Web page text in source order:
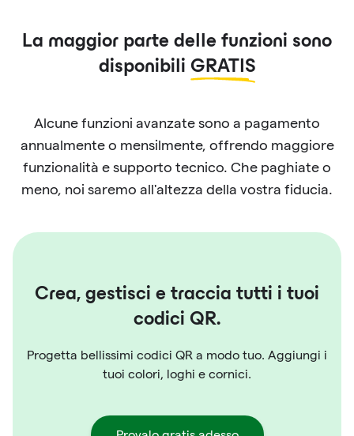
La maggior parte delle funzioni sono
disponibili GRATIS
Alcune funzioni avanzate sono a pagamento
annualmente o mensilmente, offrendo maggiore
funzionalità e supporto tecnico. Che paghiate o
meno, noi saremo all'altezza della vostra fiducia.
Crea, gestisci e traccia tutti i tuoi
codici QR.
Progetta bellissimi codici QR a modo tuo. Aggiungi i
tuoi colori, loghi e cornici.